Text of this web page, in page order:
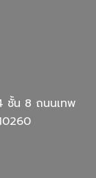
ชั้น 8 ถนนเทพ